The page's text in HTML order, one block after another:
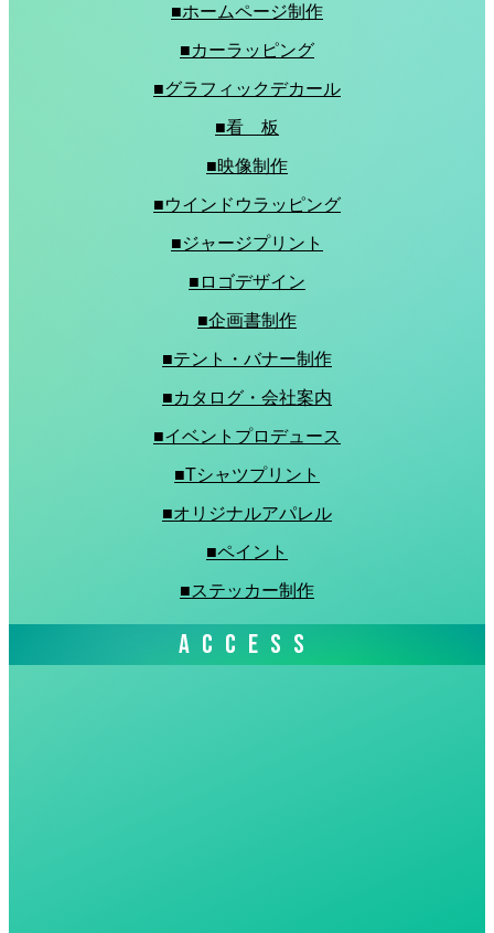
■ホームページ制作
■カーラッピング
■グラフィックデカール
■看 板
■映像制作
■ウインドウラッピング
■ジャージプリント
■ロゴデザイン
■企画書制作
■テント・バナー制作
■カタログ・会社案内
■イベントプロデュース
■Tシャツプリント
■オリジナルアパレル
■ペイント
■ステッカー制作
ACCESS